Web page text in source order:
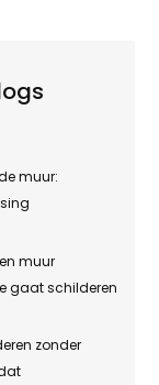
muur:
muur
gaat schilderen
zonder